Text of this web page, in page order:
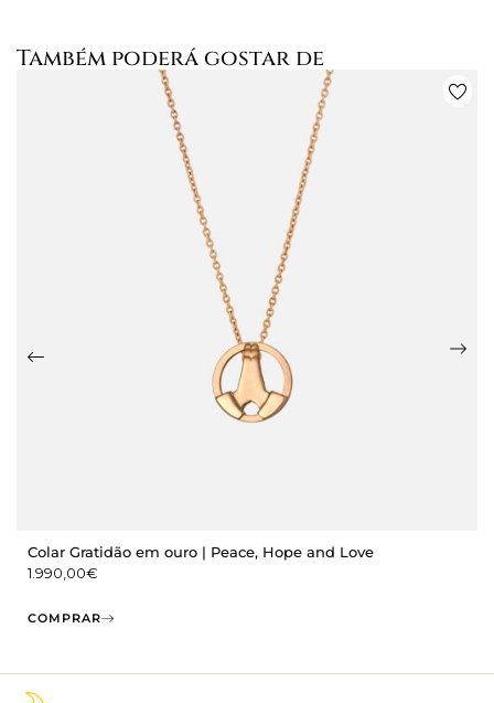
Também poderá gostar de
Colar Gratidão em ouro | Peace, Hope and Love
1.990,00€
COMPRAR